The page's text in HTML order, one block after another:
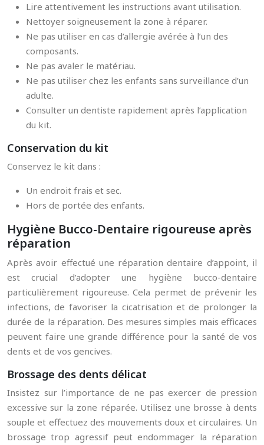
Lire attentivement les instructions avant utilisation.
Nettoyer soigneusement la zone à réparer.
Ne pas utiliser en cas d’allergie avérée à l’un des
composants.
Ne pas avaler le matériau.
Ne pas utiliser chez les enfants sans surveillance d’un
adulte.
Consulter un dentiste rapidement après l’application
du kit.
Conservation du kit
Conservez le kit dans :
Un endroit frais et sec.
Hors de portée des enfants.
Hygiène Bucco-Dentaire rigoureuse après
réparation
Après avoir effectué une réparation dentaire d’appoint, il
est crucial d’adopter une hygiène bucco-dentaire
particulièrement rigoureuse. Cela permet de prévenir les
infections, de favoriser la cicatrisation et de prolonger la
durée de la réparation. Des mesures simples mais efficaces
peuvent faire une grande différence pour la santé de vos
dents et de vos gencives.
Brossage des dents délicat
Insistez sur l’importance de ne pas exercer de pression
excessive sur la zone réparée. Utilisez une brosse à dents
souple et effectuez des mouvements doux et circulaires. Un
brossage trop agressif peut endommager la réparation